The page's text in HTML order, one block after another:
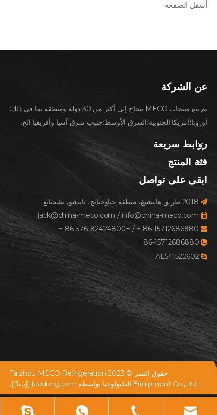
أسفل الصفحة.
عن الشركة
تم بيع منتجات MECO بنجاح إلى أكثر من 30 دولة ومنطقة بما في ذلك:
أوروبا؛أمريكا الجنوبية؛الشرق الأوسط؛جنوب شرق آسيا وأفريقيا الخ.
روابط سريعة
فئة المنتج
ابقى على تواصل


jack@china-meco.com / info@china-meco.com

86-15712686880l
+

حقوق النشر © 2023 Taizhou MECO Refrigeration
Equipment Co.,Ltd.التكنولوجيا بواسطة
leadong.com {[ت1]}.